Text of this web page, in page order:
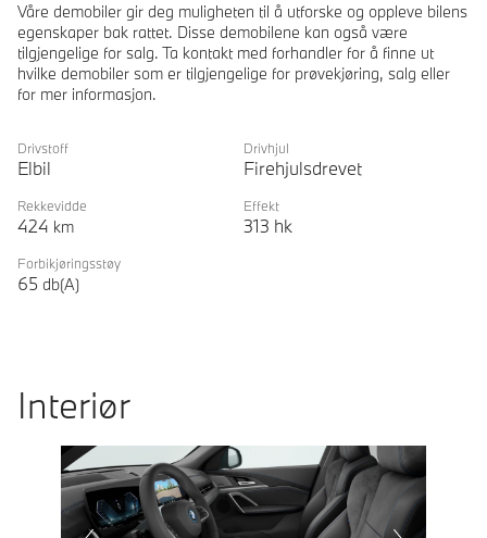
Våre demobiler gir deg muligheten til å utforske og oppleve bilens
egenskaper bak rattet. Disse demobilene kan også være
tilgjengelige for salg. Ta kontakt med forhandler for å finne ut
hvilke demobiler som er tilgjengelige for prøvekjøring, salg eller
for mer informasjon.
Drivstoff
Elbil
Drivhjul
Firehjulsdrevet
Rekkevidde
424 km
Effekt
313 hk
Forbikjøringsstøy
65 db(A)
Interiør
Prevoius